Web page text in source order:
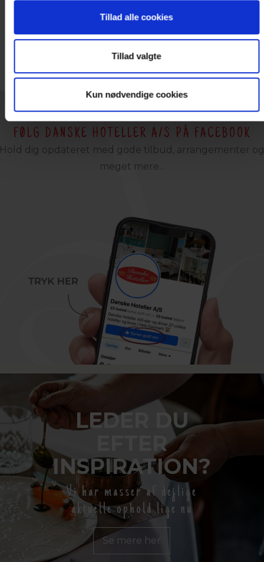
Tillad alle cookies
Tillad valgte
Kun nødvendige cookies
TILBAGE TIL OVERSIGT
FØLG DANSKE HOTELLER A/S PÅ FACEBOOK
Hold dig opdateret med gode tilbud, arrangementer og
meget mere...
LEDER DU
EFTER
INSPIRATION?
Vi har masser af dejlige
aktuelle ophold lige nu
Se mere her